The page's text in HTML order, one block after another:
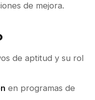
de mejora.
de aptitud y su rol
en programas de